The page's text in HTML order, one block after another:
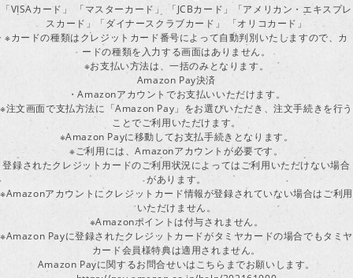
「VISAカード」 「マスターカード」 「JCBカード」「アメリカン・エキスプレ
スカード」「ダイナースクラブカード」 「オリコカード」
※カードの種類はクレジットカード番号によって自動判別いたしますので、カ
ードの種類を入力する画面はありません。
※お支払い方法は、一括のみとなります。
Amazon Pay決済
・Amazonアカウントでお支払いいただけます。
※注文画面で支払方法に「Amazon Pay」をお選びいただき、注文手続きを行う
ことでご利用いただけます。
※Amazon Payに移動してお支払手続きとなります。
※ご利用には、Amazonアカウントが必要です。
登録されたクレジットカードのご利用状況によってはご利用いただけない場合
があります。
※Amazonアカウントにクレジットカード情報が登録されていない場合はご利用
いただけません。
※Amazonポイントは付与されません。
※Amazon Payに登録されたクレジットカードがタミヤカードの場合でもタミヤ
カード会員様特典は適用されません。
Amazon Payに関するお問合せいはこちらまでお願いします。